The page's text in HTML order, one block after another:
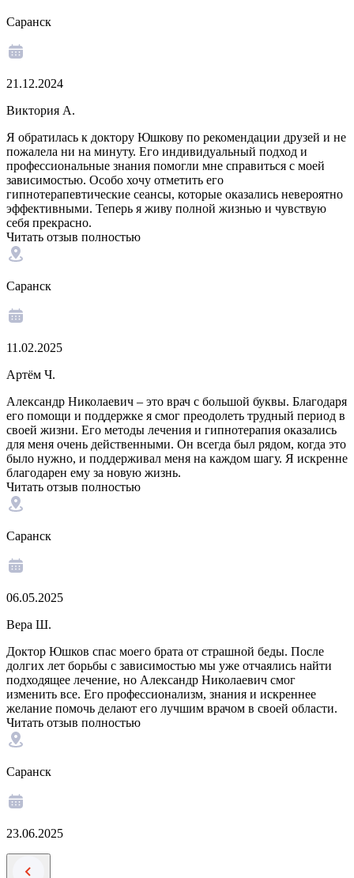
Саранск
21.12.2024
Виктория А.
Я обратилась к доктору Юшкову по рекомендации друзей и не
пожалела ни на минуту. Его индивидуальный подход и
профессиональные знания помогли мне справиться с моей
зависимостью. Особо хочу отметить его
гипнотерапевтические сеансы, которые оказались невероятно
эффективными. Теперь я живу полной жизнью и чувствую
себя прекрасно.
Читать отзыв полностью
Саранск
11.02.2025
Артём Ч.
Александр Николаевич – это врач с большой буквы. Благодаря
его помощи и поддержке я смог преодолеть трудный период в
своей жизни. Его методы лечения и гипнотерапия оказались
для меня очень действенными. Он всегда был рядом, когда это
было нужно, и поддерживал меня на каждом шагу. Я искренне
благодарен ему за новую жизнь.
Читать отзыв полностью
Саранск
06.05.2025
Вера Ш.
Доктор Юшков спас моего брата от страшной беды. После
долгих лет борьбы с зависимостью мы уже отчаялись найти
подходящее лечение, но Александр Николаевич смог
изменить все. Его профессионализм, знания и искреннее
желание помочь делают его лучшим врачом в своей области.
Читать отзыв полностью
Саранск
23.06.2025